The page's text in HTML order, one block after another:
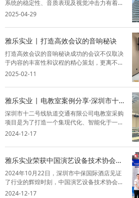
系统的稳定性、音质表现及视觉冲击力有着严
苛要求。雅乐实业凭借丰富的行业经验，为其
案，精选品牌设备，结合智能化控制技术，为
酒店呈现了一场声光交融的完美盛宴。项目背
景...
2025-04-29
雅乐实业 | 打造高效会议的音响秘诀
打造高效会议的音响秘诀成功的会议不仅取决
于内容的丰富性和议程的精心策划，更离不开
一套卓越的音视频系统。音视频系统能够让与
为与会者创造一个舒适、高效的交流环境。以
下是打造卓越会议音视频系统的几个关键因
素...
2025-02-11
雅乐实业 | 电教室案例分享·深圳市十二
号线轨道交通有限公司
深圳市十二号线轨道交通有限公司电教室采购
项目是为了打造一个集现代化、智能化于一体
的培训环境。这个新环境不仅将为员工提供一
他们的专业技能和工作效率，从而推动公司整
体发展。雅乐作为该项目的解决方案提供商
和...
2024-12-17
雅乐实业荣获中国演艺设备技术协会深
圳市办事处成立五周年突出贡献奖！
2024年10月22日，深圳市中保国际酒店见证
了行业的辉煌时刻，中国演艺设备技术协会深
圳市办事处成立五周年庆典暨技术交流会盛大
2024-12-17